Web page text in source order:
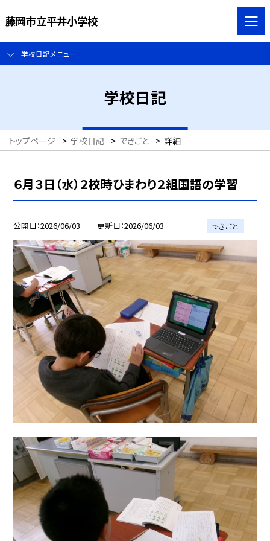
藤岡市立平井小学校
学校日記メニュー
学校日記
トップページ > 学校日記 > できごと > 詳細
６月３日（水）２校時ひまわり２組国語の学習
公開日 2026/06/03 更新日 2026/06/03 できごと